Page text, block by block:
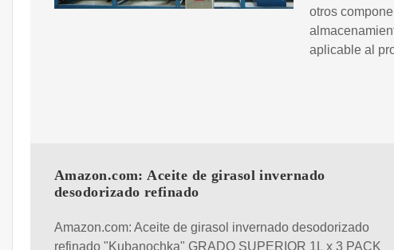
otros
aplicable al
Amazon.com: Aceite de girasol invernado
desodorizado refinado
Amazon.com: Aceite de girasol invernado desodorizado
refinado "Kubanochka" GRADO SUPERIOR 1L x 3 PACK